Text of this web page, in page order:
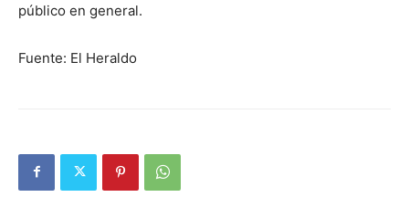
público en general.
Fuente: El Heraldo